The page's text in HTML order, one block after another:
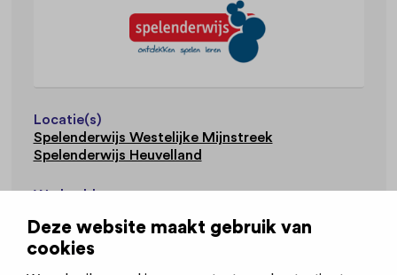
Deze website maakt gebruik van
cookies
Locatie(s)
Spelenderwijs Westelijke Mijnstreek
Spelenderwijs Heuvelland
Werkvelden
Website
www.spelenderwijs.nl